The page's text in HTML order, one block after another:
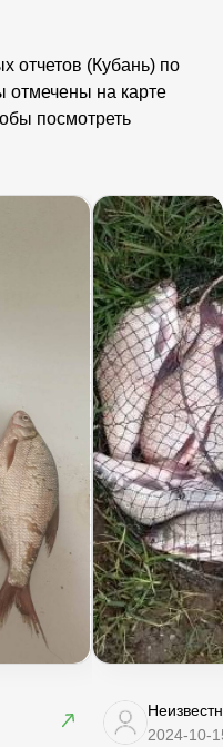
отчетов (Кубань) по
отмечены на карте
посмотреть
2024-10-